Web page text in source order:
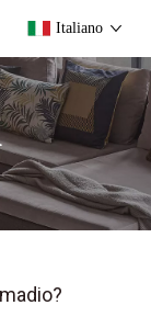
Italiano